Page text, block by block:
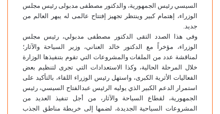
السيسي رئيس الجمهورية، والدكتور مصطفى مدبولى رئيس مجلس
الوزراء، إهتمام كبير وينتظر تجهيز إفتتاح عالمى له يبهر العالم من
جديد.
وفى هذا الصدد التقى الدكتور مصطفى مدبولي، رئيس مجلس
الوزراء، مؤخراً مع الدكتور خالد العناني، وزير السياحة والآثار؛
لمناقشة عدد من الملفات والمشروعات التي تقوم بتنفيذها الوزارة
خلال المرحلة الحالية، وكذا الاستعدادات التي تجرى لتنظيم بعض
الفعاليات الأثرية الكبرى، واستهل رئيس الوزراء اللقاء، بالتأكيد على
استمرار الدعم الكبير الذي يوليه الرئيس عبدالفتاح السيسي، رئيس
الجمهورية، لقطاع السياحة والآثار، من أجل تنفيذ العديد من
المشروعات السياحية الجديدة، لضمها إلى خريطة مناطق الجذب